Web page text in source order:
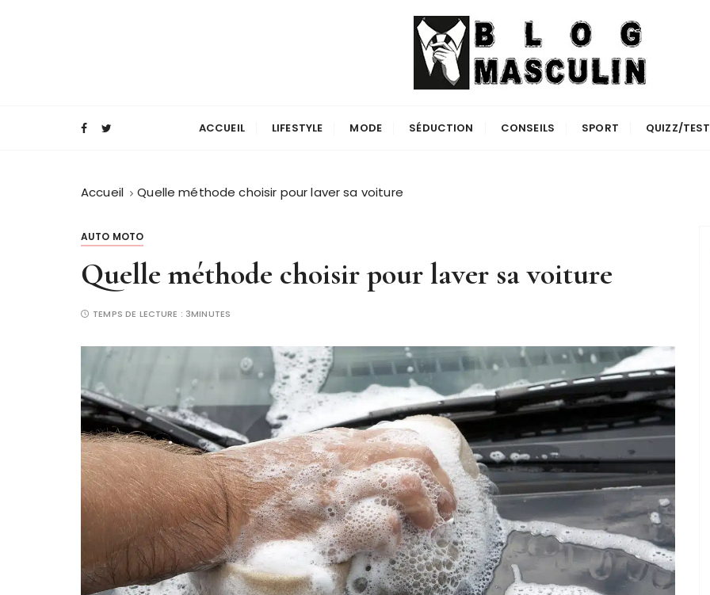
Blog Masculin
ACCUEIL LIFESTYLE MODE SÉDUCTION CONSEILS SPORT QUIZZ/TEST
Accueil Quelle méthode choisir pour laver sa voiture
AUTO MOTO
Quelle méthode choisir pour laver sa voiture
TEMPS DE LECTURE : 3MINUTES